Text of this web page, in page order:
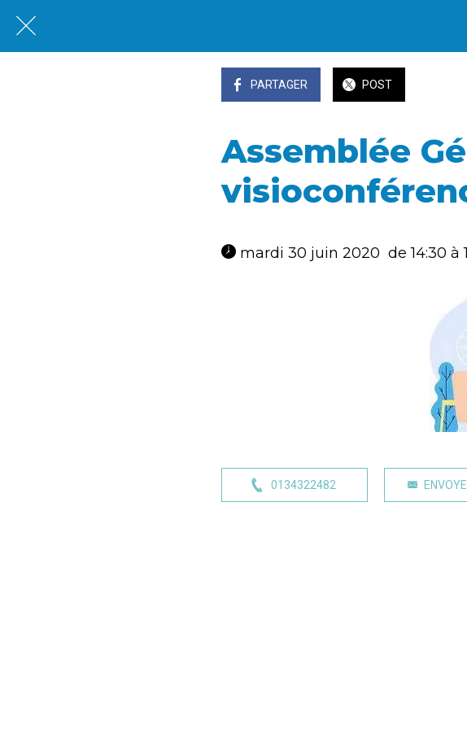
PARTAGER POST
Assemblée
mardi 30 juin 2020  de 14:30 à
0134322482